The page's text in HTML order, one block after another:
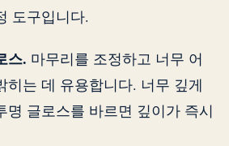
도구입니다.
스. 마무리를 조정하고 너무 어
히는 데 유용합니다. 너무 깊게
명 글로스를 바르면 깊이가 즉시